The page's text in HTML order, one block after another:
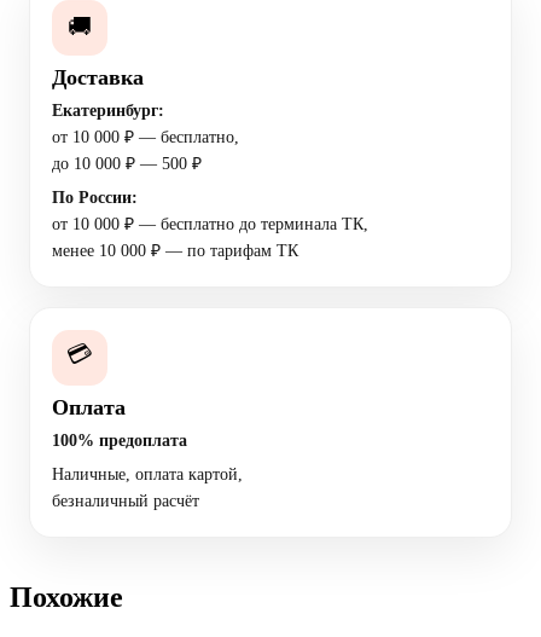
🚚
Доставка
Екатеринбург:
от 10 000 ₽ — бесплатно,
до 10 000 ₽ — 500 ₽
По России:
от 10 000 ₽ — бесплатно до терминала ТК,
менее 10 000 ₽ — по тарифам ТК
💳
Оплата
100% предоплата
Наличные, оплата картой,
безналичный расчёт
Похожие